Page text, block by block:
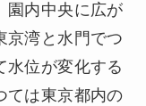
園内中央に広が
京湾と水門でつ
水位が変化する
ては東京都内の